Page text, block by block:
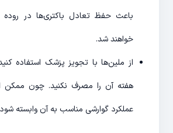
باعث حفظ تعادل باکتری‌ها در روده
خواهند شد.
از ملین‌ها با تجویز پزشک استفاده
هفته آن را مصرف نکنید. چون
عملکرد گوارشی مناسب به آن وابسته